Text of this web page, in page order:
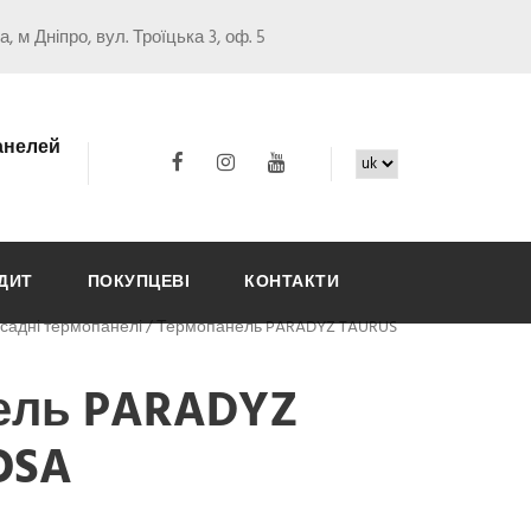
м Дніпро, вул. Троїцька 3, оф. 5
ПОКУПЦЕВІ
КОНТАКТИ
термопанелі/Термопанель PARADYZ TAURUS
PARADYZ